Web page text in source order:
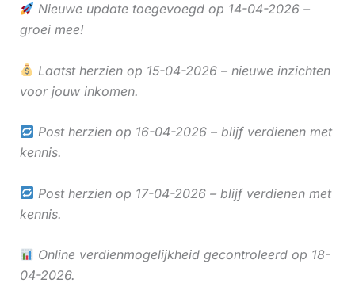
Nieuwe update toegevoegd op 14-04-2026 –
groei mee!
Laatst herzien op 15-04-2026 – nieuwe inzichten
voor jouw inkomen.
Post herzien op 16-04-2026 – blijf verdienen met
kennis.
Post herzien op 17-04-2026 – blijf verdienen met
kennis.
Online verdienmogelijkheid gecontroleerd op 18-
04-2026.